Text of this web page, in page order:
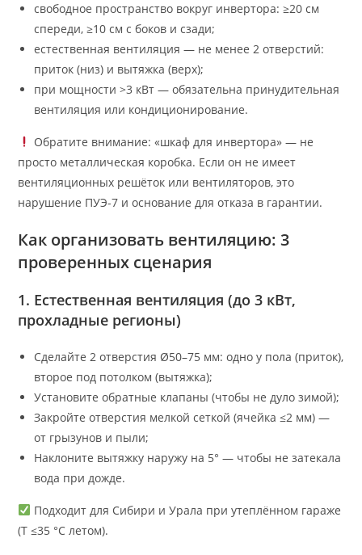
свободное пространство вокруг инвертора: ≥20 см
спереди, ≥10 см с боков и сзади;
естественная вентиляция — не менее 2 отверстий:
приток (низ) и вытяжка (верх);
при мощности >3 кВт — обязательна принудительная
вентиляция или кондиционирование.
Обратите внимание: «шкаф для инвертора» — не
просто металлическая коробка. Если он не имеет
вентиляционных решёток или вентиляторов, это
нарушение ПУЭ-7 и основание для отказа в гарантии.
Как организовать вентиляцию: 3
проверенных сценария
1. Естественная вентиляция (до 3 кВт,
прохладные регионы)
Сделайте 2 отверстия Ø50–75 мм: одно у пола (приток),
второе под потолком (вытяжка);
Установите обратные клапаны (чтобы не дуло зимой);
Закройте отверстия мелкой сеткой (ячейка ≤2 мм) —
от грызунов и пыли;
Наклоните вытяжку наружу на 5° — чтобы не затекала
вода при дожде.
Подходит для Сибири и Урала при утеплённом гараже
(T ≤35 °C летом).